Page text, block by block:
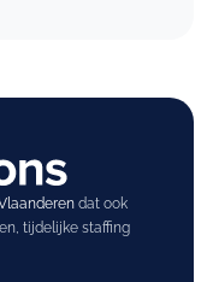
dat ook
tijdelijke staffing